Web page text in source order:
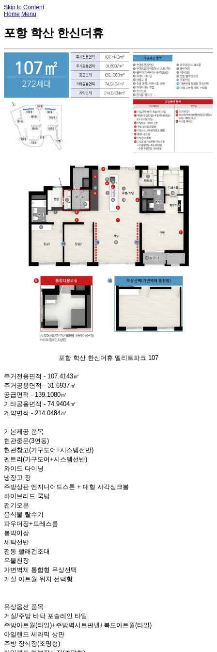
Skip to Content
Home Menu
포항 학산 한신더휴
포항 학산 한신더휴 엘리트파크 107
주거전용면적 - 107.4143㎡
주거공용면적 - 31.6937㎡
공급면적 - 139.1080㎡
기타공용면적 - 74.9404㎡
계약면적 - 214.0484㎡
기본제공 품목
현관중문(3연동)
현관창고(가구도어+시스템선반)
펜트리(가구도어+시스템선반)
와이드 다이닝
냉장고 장
주방상판 엔지니어드스톤 + 대형 사각싱크볼
하이브리드 쿡탑
전기오븐
음식물 탈수기
파우더장+드레스룸
붙박이장
세탁선반
전동 빨래건조대
우물천장
가변벽체 통합형 무상선택
거실 아트월 위치 선택형
유상옵션 품목
거실/주방 바닥 포슬레인 타일
주방아트월(타일)+주방벽시트판넬+복도아트월(타일)
아일랜드 세라믹 상판
주방 장식장(조명형)